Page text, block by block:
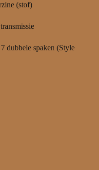
(stof)
dubbele spaken (Style